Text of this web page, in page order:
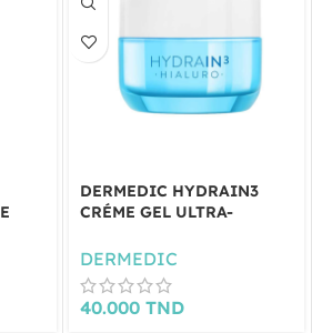
DERMEDIC HYDRAIN3
CRÉME GEL ULTRA-
DERMEDIC
40.000 TND